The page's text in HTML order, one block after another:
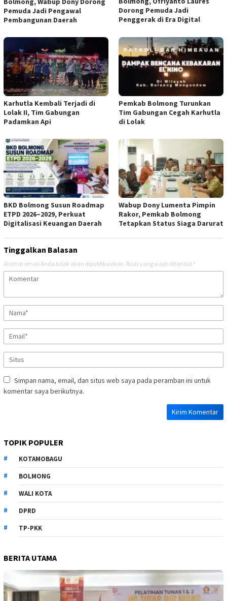
Pemuda Jadi Pengawal
Pembangunan Daerah
Dorong Pemuda Jadi
Penggerak di Era Digital
Karhutla Kembali Terjadi di
Lolak II, Tim Gabungan
Padamkan Api
Pemkab Bolmong Turunkan
Tim Gabungan Cegah Karhutla
di Lolak
BKD Bolmong Susun Roadmap
ETPD 2026–2029, Perkuat
Digitalisasi Keuangan Daerah
Wabup Dony Lumenta Pimpin
Rakor, Pemkab Bolmong
Tetapkan Status Siaga Darurat
Tinggalkan Balasan
Alamat email Anda tidak akan dipublikasikan. Ruas yang wajib ditandai *
Simpan nama, email, dan situs web saya pada peramban ini untuk
komentar saya berikutnya.
TOPIK POPULER
KOTAMOBAGU
BOLMONG
WALI KOTA
DPRD
TP-PKK
BERITA UTAMA